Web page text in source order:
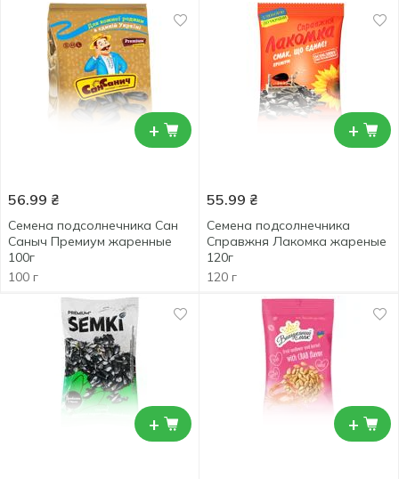
+
56.99 ₴
Семена подсолнечника Сан
Саныч Премиум жаренные
100г
100 г
+
55.99 ₴
Семена подсолнечника
Справжня Лакомка жареные
120г
120 г
+ +